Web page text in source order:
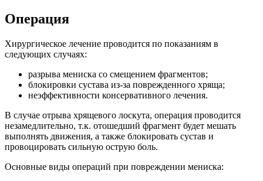
Операция
Хирургическое лечение проводится по показаниям в
следующих случаях:
разрыва мениска со смещением фрагментов;
блокировки сустава из-за поврежденного хряща;
неэффективности консервативного лечения.
В случае отрыва хрящевого лоскута, операция проводится
незамедлительно, т.к. отошедший фрагмент будет мешать
выполнять движения, а также блокировать сустав и
провоцировать сильную острую боль.
Основные виды операций при повреждении мениска: